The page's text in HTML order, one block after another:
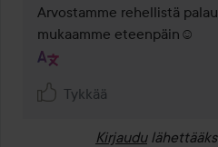
Arvostamme rehellistä
mukaamme eteenpäin☺️
Tykkää
Kirjaudu